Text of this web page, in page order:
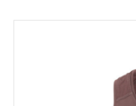
Afspraak Loop Analyse